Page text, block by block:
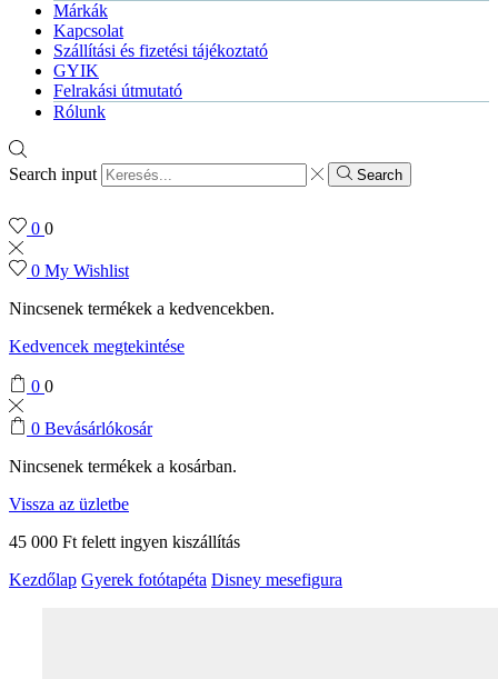
Márkák
Kapcsolat
Szállítási és fizetési tájékoztató
GYIK
Felrakási útmutató
Rólunk
Search input Search
0 0
0 My Wishlist
Nincsenek termékek a kedvencekben.
Kedvencek megtekintése
0 0
0 Bevásárlókosár
Nincsenek termékek a kosárban.
Vissza az üzletbe
45 000 Ft felett ingyen kiszállítás
Kezdőlap Gyerek fotótapéta Disney mesefigura